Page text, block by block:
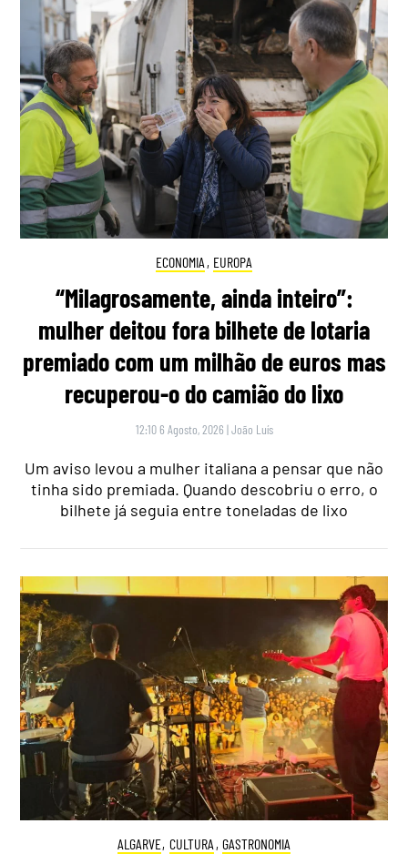
ECONOMIA , EUROPA
“Milagrosamente, ainda inteiro”:
mulher deitou fora bilhete de lotaria
premiado com um milhão de euros mas
recuperou-o do camião do lixo
12:10 6 Agosto, 2026 |João Luís
Um aviso levou a mulher italiana a pensar que não
tinha sido premiada. Quando descobriu o erro, o
bilhete já seguia entre toneladas de lixo
ALGARVE, CULTURA , GASTRONOMIA